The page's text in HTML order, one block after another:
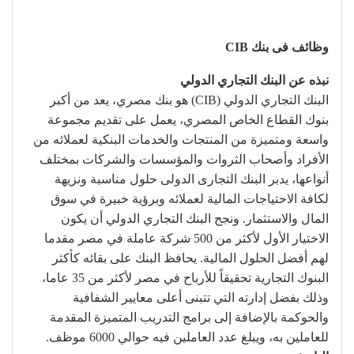
وظائف فى بنك CIB
نبذه عن البنك التجاري الدولي
البنك التجاري الدولي (CIB) هو بنك مصري، يعد من أكبر
بنوك القطاع الخاص المصري، يعمل على تقديم مجموعة
واسعة ومتميزة من المنتجات والخدمات البنكية لعملائه من
الأفراد وأصحاب الثروات والمؤسسات والشركات بمختلف
أنواعها، يدبر البنك التجارى الدولى حلول مناسبة ونزيهة
لكافة الاحتياجات المالية لعملائه وبرؤية خبيرة في سوق
المال والاستثمار. ونجح البنك التجاري الدولي أن يكون
الاختيار الأول لأكثر من 500 شركة عاملة في مصر مقدما
لهم أفضل الحلول المالية. يحافظ البنك على بقائه كأكثر
البنوك التجارية تحقيقاً للأرباح في مصر لأكثر من 35 عاما،
وذلك بفضل إدارته التي تتبنى أعلى معايير الشفافية
والحوكمة بالإضافة إلى برامج التدريب المتميزة المقدمة
للعاملين به، ويبلغ عدد العاملين فيه حوالي 6000 موظف.